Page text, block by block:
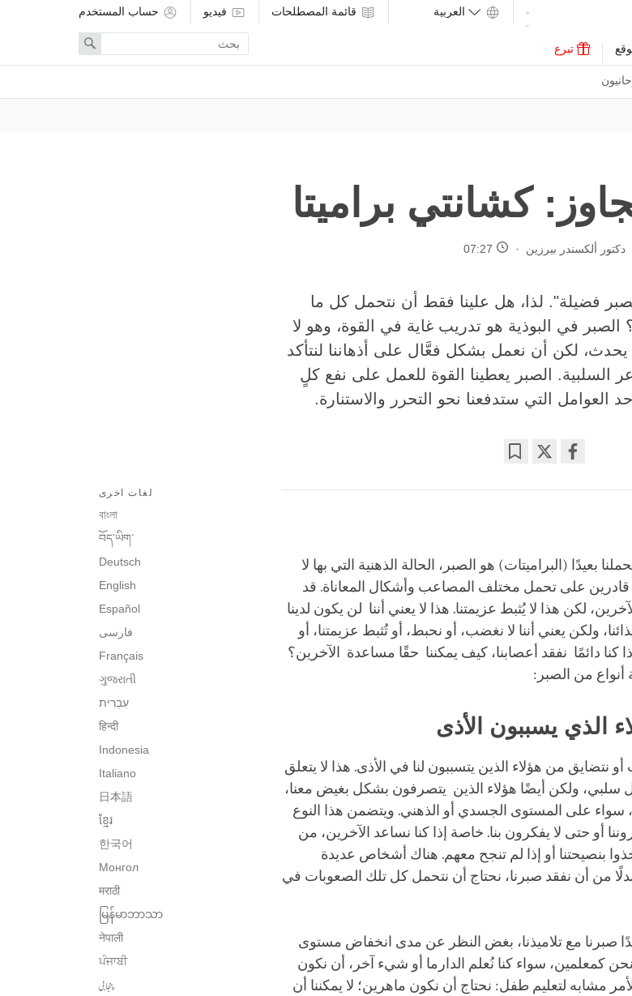
تبرع
قائمة المصطلحات فيديو حساب المستخدم
search
term
Search
كشانتي براميتا
دكتور ألكسندر بيرزين 07:27
فضيلة". لذا، هل علينا فقط أن نتحمل كل ما
في البوذية هو تدريب غاية في القوة، وهو لا
لكن أن نعمل بشكل فعَّال على أذهاننا لنتأكد
السلبية. الصبر يعطينا القوة للعمل على نفع كلٍ
العوامل التي ستدفعنا نحو التحرر والاستنارة.
on
لغات اخرى
বাংলা
བོད་ཡིག་
Deutsch
English
Español
فارسی
Français
ગુજરાતી
עִבְרִית‎
हिन्दी
Indonesia
Italiano
日本語
ខ្មែរ
한국어
Монгол
मराठी
မြန်မာဘာသာ
नेपाली
ਪੰਜਾਬੀ
پنجابی
بعيدًا (البراميتات) هو الصبر، الحالة الذهنية التي بها لا
على تحمل مختلف المصاعب وأشكال المعاناة. قد
لكن هذا لا يُثبط عزيمتنا. هذا لا يعني أننا لن يكون لدينا
ولكن يعني أننا لا نغضب، أو نحبط، أو تُثبط عزيمتنا، أو
كنا دائمًا نفقد أعصابنا، كيف يمكننا حقًا مساعدة الآخرين؟
أنواع من الصبر:
الذي يسببون الأذى
نتضايق من هؤلاء الذين يتسببون لنا في الأذى. هذا لا يتعلق
ولكن أيضًا هؤلاء الذين يتصرفون بشكل بغيض معنا،
سواء على المستوى الجسدي أو الذهني. ويتضمن هذا النوع
أو حتى لا يفكرون بنا. خاصة إذا كنا نساعد الآخرين، من
بنصيحتنا أو إذا لم تنجح معهم. هناك أشخاص عديدة
من أن نفقد صبرنا، نحتاج أن نتحمل كل تلك الصعوبات في
صبرنا مع تلاميذنا، بغض النظر عن مدى انخفاض مستوى
نحن كمعلمين، سواء كنا نُعلم الدارما أو شيء آخر، أن نكون
مشابه لتعليم طفل: نحتاج أن نكون ماهرين؛ لا يمكننا أن